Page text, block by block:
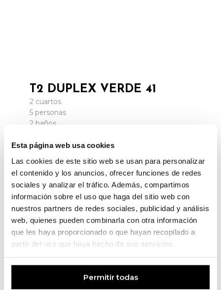
Esta página web usa cookies
Las cookies de este sitio web se usan para personalizar
el contenido y los anuncios, ofrecer funciones de redes
sociales y analizar el tráfico. Además, compartimos
información sobre el uso que haga del sitio web con
nuestros partners de redes sociales, publicidad y análisis
web, quienes pueden combinarla con otra información
que les haya proporcionado o que hayan recopilado a
partir del uso que haya hecho de sus servicios.
Permitir todas
T2 DUPLEX VERDE 41
2 cuartos
5 personas
2 baños
Reservar Detalles
Apartamentos T1
T1 VERDE 22